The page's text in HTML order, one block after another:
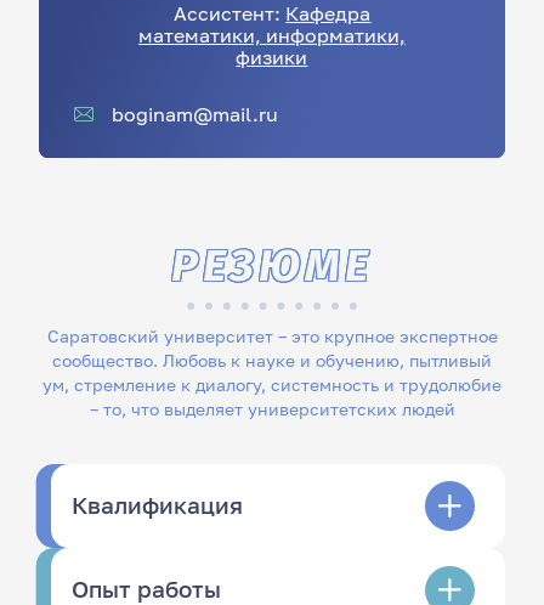
Ассистент: Кафедра
математики, информатики,
физики
boginam@mail.ru
Саратовский университет – это крупное экспертное
сообщество. Любовь к науке и обучению, пытливый
ум, стремление к диалогу, системность и трудолюбие
– то, что выделяет университетских людей
РЕЗЮМЕ
Квалификация
Опыт работы